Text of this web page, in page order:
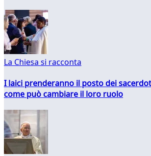
La Chiesa si racconta
I laici prenderanno il posto dei
come può cambiare il loro ruolo